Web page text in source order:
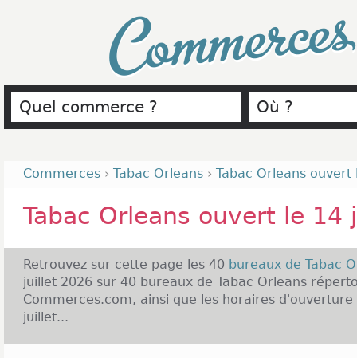
Commerces › Tabac Orleans › Tabac Orleans ouvert
Tabac Orleans ouvert le 14
Retrouvez sur cette page les 40 bureaux de Tabac
juillet 2026 sur 40 bureaux de Tabac Orleans
Commerces.com, ainsi que les horaires d'ouverture
juillet...